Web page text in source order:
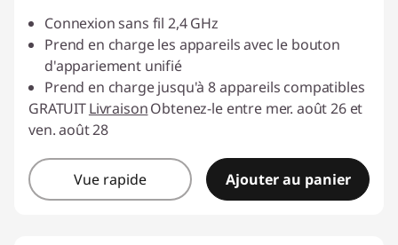
Connexion sans fil 2,4 GHz
Prend en charge les appareils avec le bouton
d'appariement unifié
Prend en charge jusqu'à 8 appareils compatibles
GRATUITLivraisonObtenez-le entre mer. août 26 et
ven. août 28
Vue rapide Ajouter au panier